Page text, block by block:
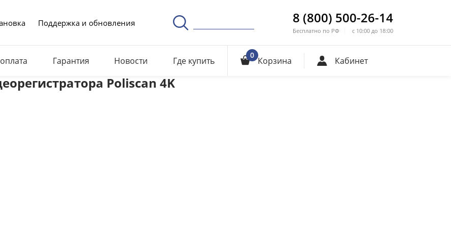
Поддержка и обновления 8 (800) 500-26-14
Бесплатно по РФ с 10:00 до 18:00
Гарантия Новости Где купить 0 Корзина Кабинет
Poliscan 4K